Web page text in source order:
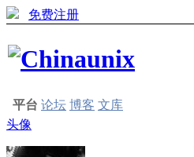
免费注册
平台 论坛 博客 文库
头像